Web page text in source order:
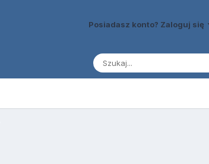
Posiadasz konto? Zaloguj się